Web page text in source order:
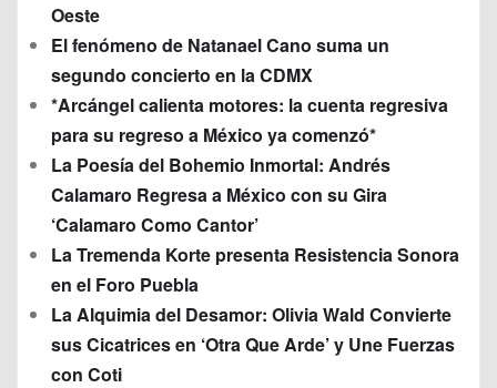
Oeste
El fenómeno de Natanael Cano suma un
segundo concierto en la CDMX
*Arcángel calienta motores: la cuenta regresiva
para su regreso a México ya comenzó*
La Poesía del Bohemio Inmortal: Andrés
Calamaro Regresa a México con su Gira
‘Calamaro Como Cantor’
La Tremenda Korte presenta Resistencia Sonora
en el Foro Puebla
La Alquimia del Desamor: Olivia Wald Convierte
sus Cicatrices en ‘Otra Que Arde’ y Une Fuerzas
con Coti